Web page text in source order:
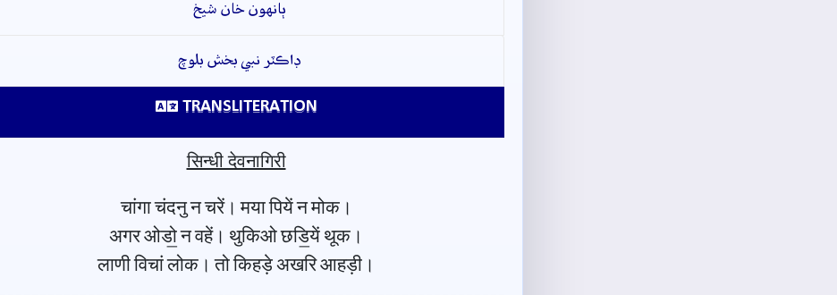
ٻانهون خان شيخ
ڊاڪٽر نبي بخش بلوچ
TRANSLITERATION
सिन्धी देवनागिरी
चांगा चंदनु न चरें। मया पियें न मोक।
अगर ओडो॒ न वहें। थुकिओ छडि॒यें थूक।
लाणी विचां लोक। तो किहड़े अखरि आहड़ी।